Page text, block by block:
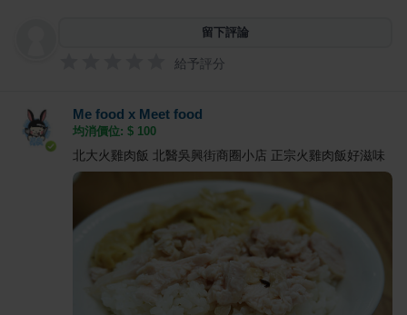
留下評論
給予評分
Me food x Meet food
均消價位: $ 100
北大火雞肉飯 北醫吳興街商圈小店 正宗火雞肉飯好滋味